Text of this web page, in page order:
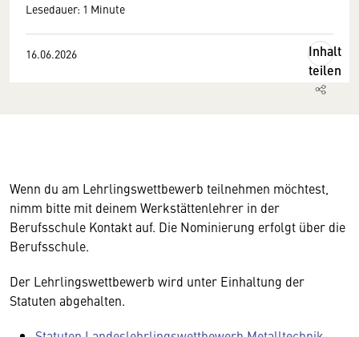
Lesedauer: 1 Minute
16.06.2026
Inhalt
teilen
Wenn du am Lehrlingswettbewerb teilnehmen möchtest,
nimm bitte mit deinem Werkstättenlehrer in der
Berufsschule Kontakt auf. Die Nominierung erfolgt über die
Berufsschule.
Der Lehrlingswettbewerb wird unter Einhaltung der
Statuten abgehalten.